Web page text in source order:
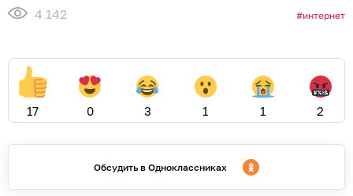
4 142 интернет
17 0 3 1 1 2
Обсудить в Одноклассниках